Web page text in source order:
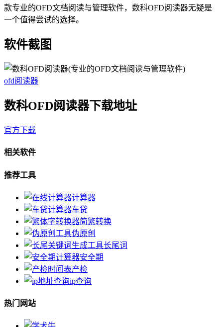
款专业的OFD文档阅读与管理软件，数科OFD阅读器无疑是
一个值得尝试的选择。
软件截图
ofd阅读器
数科OFD阅读器下载地址
官方下载
相关软件
推荐工具
计算器
车贷
简繁转换
伪原创
长尾词
安全期
产检
ip查询
热门网站